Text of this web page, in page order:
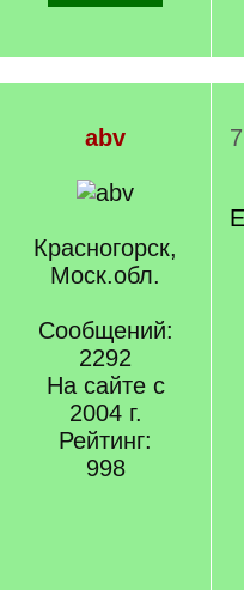
abv
Красногорск,
Моск.обл.
Сообщений:
2292
На сайте с
2004 г.
Рейтинг:
998